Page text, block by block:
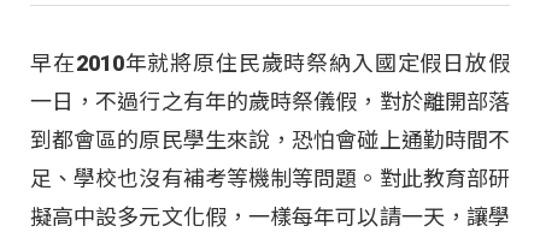
早在2010年就將原住民歲時祭納入國定假日放假
一日，不過行之有年的歲時祭儀假，對於離開部落
到都會區的原民學生來說，恐怕會碰上通勤時間不
足、學校也沒有補考等機制等問題。對此教育部研
擬高中設多元文化假，一樣每年可以請一天，讓學